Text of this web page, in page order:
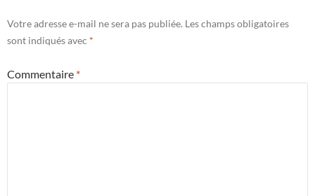
Votre adresse e-mail ne sera pas publiée. Les champs obligatoires
sont indiqués avec *
Commentaire *